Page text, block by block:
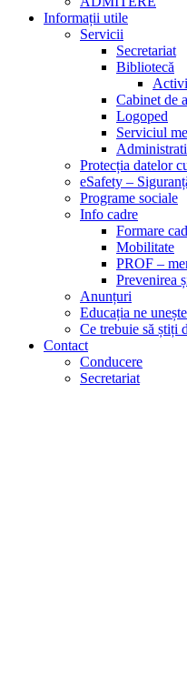
Informații utile
Servicii
Secretariat
Bibliotecă
Cabinet de
Logoped
Serviciul
Protecția datelor
eSafety –
Programe sociale
Info cadre
Formare
Mobilitate
PROF –
Prevenirea
Anunțuri
Educația ne
Ce trebuie să știți
Contact
Conducere
Secretariat